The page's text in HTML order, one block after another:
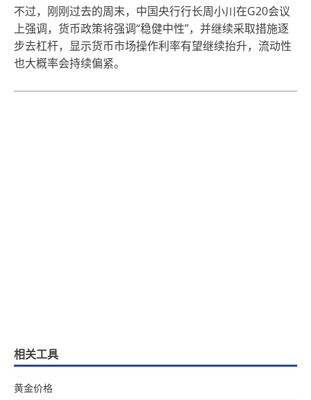
不过，刚刚过去的周末，中国央行行长周小川在G20会议
上强调，货币政策将强调“稳健中性”，并继续采取措施逐
步去杠杆，显示货币市场操作利率有望继续抬升，流动性
也大概率会持续偏紧。
相关工具
黄金价格